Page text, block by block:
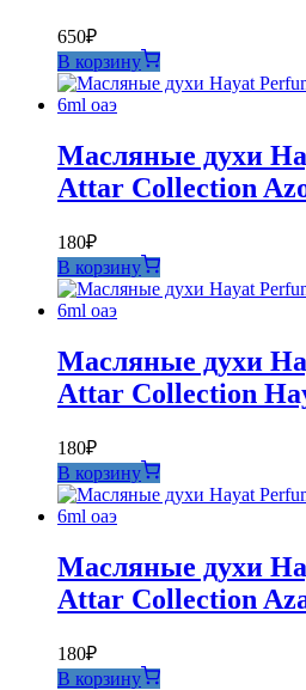
650₽
В корзину
Масляные духи
Attar Collection
180₽
В корзину
Масляные духи
Attar Collection
180₽
В корзину
Масляные духи
Attar Collection
180₽
В корзину